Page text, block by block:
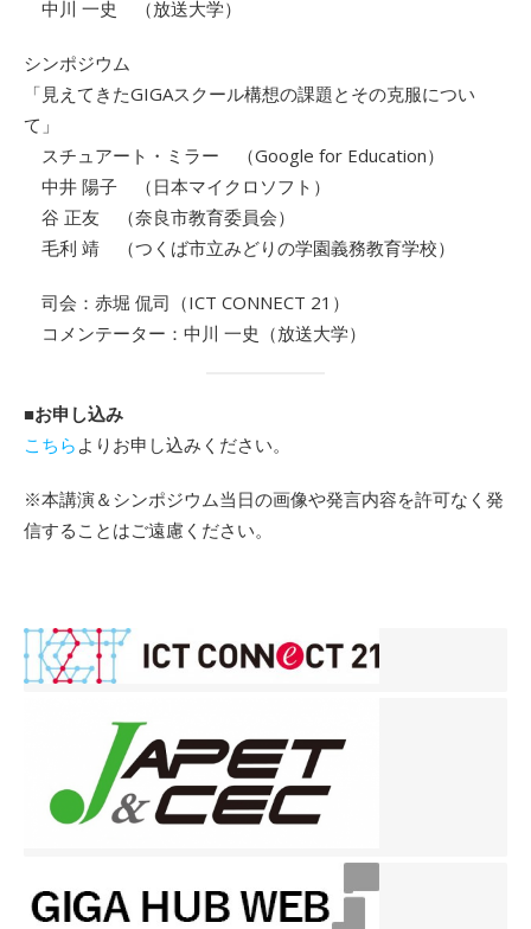
中川 一史 （放送大学）
シンポジウム
「見えてきたGIGAスクール構想の課題とその克服につい
て」
スチュアート・ミラー （Google for Education）
中井 陽子 （日本マイクロソフト）
谷 正友 （奈良市教育委員会）
毛利 靖 （つくば市立みどりの学園義務教育学校）
司会：赤堀 侃司（ICT CONNECT 21）
コメンテーター：中川 一史（放送大学）
■お申し込み
こちら よりお申し込みください。
※本講演＆シンポジウム当日の画像や発言内容を許可なく発
信することはご遠慮ください。